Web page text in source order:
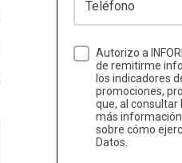
Autorizo a
de remitirme
los indicadores
promociones,
que, al consultar
más
sobre cómo
Datos.